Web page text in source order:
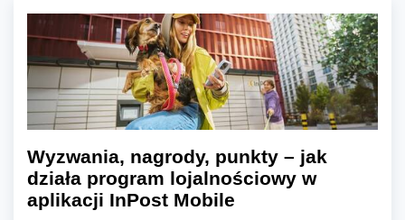
Wyzwania, nagrody, punkty – jak
działa program lojalnościowy w
aplikacji InPost Mobile